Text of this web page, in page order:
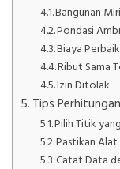
Bangunan
Pondasi
Biaya
Ribut Sama
Izin Ditolak
Tips
Pilih Titik
Pastikan Alat
Catat Data